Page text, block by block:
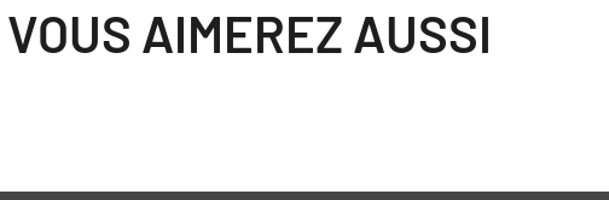
VOUS AIMEREZ AUSSI